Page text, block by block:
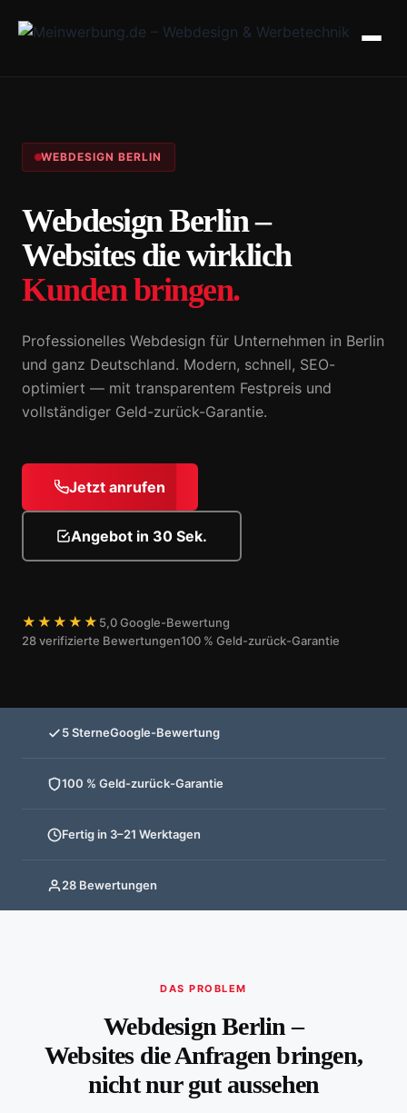
WEBDESIGN BERLIN
Webdesign Berlin –
Websites die wirklich
Kunden bringen.
Professionelles Webdesign für Unternehmen in Berlin
und ganz Deutschland. Modern, schnell, SEO-
optimiert — mit transparentem Festpreis und
vollständiger Geld-zurück-Garantie.
Jetzt anrufen
Angebot in 30 Sek.
★★★★★ 5,0 Google-Bewertung
28 verifizierte Bewertungen100 % Geld-zurück-Garantie
5 SterneGoogle-Bewertung
100 % Geld-zurück-Garantie
Fertig in 3–21 Werktagen
28 Bewertungen
DAS PROBLEM
Webdesign Berlin –
Websites die Anfragen bringen,
nicht nur gut aussehen